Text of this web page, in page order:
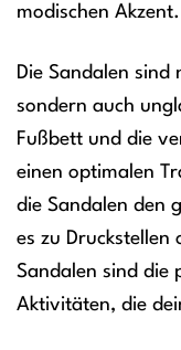
modischen Akzent.
Die Sandalen
sondern auch
Fußbett und die
einen optimalen
die Sandalen den
es zu Druckstellen
Sandalen sind die
Aktivitäten, die